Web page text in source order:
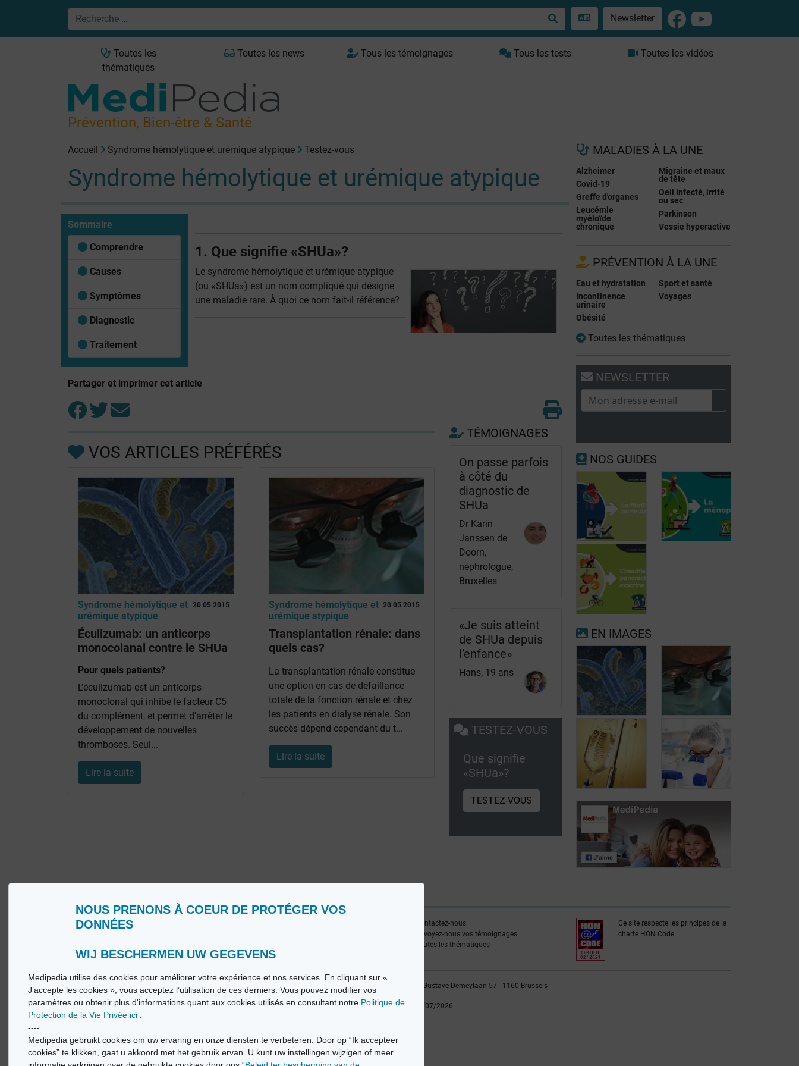
NOUS PRENONS À COEUR DE PROTÉGER VOS
DONNÉES
WIJ BESCHERMEN UW GEGEVENS
Medipedia utilise des cookies pour améliorer votre expérience et nos services. En cliquant sur «
J’accepte les cookies », vous acceptez l’utilisation de ces derniers. Vous pouvez modifier vos
paramètres ou obtenir plus d'informations quant aux cookies utilisés en consultant notre Politique de
Protection de la Vie Privée ici .
----
Medipedia gebruikt cookies om uw ervaring en onze diensten te verbeteren. Door op “Ik accepteer
cookies” te klikken, gaat u akkoord met het gebruik ervan. U kunt uw instellingen wijzigen of meer
Newsletter
Toutes les
thématiques
Toutes les news Tous les témoignages Tous les tests Toutes les vidéos
Prévention, Bien-être & Santé
Accueil Syndrome hémolytique et urémique atypique Testez-vous
Syndrome hémolytique et urémique atypique
Sommaire
Comprendre
Causes
Symptômes
Diagnostic
Traitement
1. Que signifie «SHUa»?
Le syndrome hémolytique et urémique atypique
(ou «SHUa») est un nom compliqué qui désigne
une maladie rare. À quoi ce nom fait-il référence?
Partager et imprimer cet article
VOS ARTICLES PRÉFÉRÉS
20 05 2015
Syndrome hémolytique et
urémique atypique
Éculizumab: un anticorps
monocolanal contre le SHUa
Pour quels patients?
L’éculizumab est un anticorps
monoclonal qui inhibe le facteur C5
du complément, et permet d’arrêter le
développement de nouvelles
thromboses. Seul...
Lire la suite
20 05 2015
Syndrome hémolytique et
urémique atypique
Transplantation rénale: dans
quels cas?
La transplantation rénale constitue
une option en cas de défaillance
totale de la fonction rénale et chez
les patients en dialyse rénale. Son
succès dépend cependant du t...
Lire la suite
TÉMOIGNAGES
On passe parfois
à côté du
diagnostic de
SHUa
Dr Karin
Janssen de
Doorn,
néphrologue,
Bruxelles
«Je suis atteint
de SHUa depuis
l’enfance»
Hans, 19 ans
TESTEZ-VOUS
Que signifie
«SHUa»?
TESTEZ-VOUS
MALADIES À LA UNE
Alzheimer
Covid-19
Greffe d'organes
Leucémie
myéloïde
chronique
Migraine et maux
de tête
Oeil infecté, irrité
ou sec
Parkinson
Vessie hyperactive
PRÉVENTION À LA UNE
Eau et hydratation
Incontinence
urinaire
Obésité
Sport et santé
Voyages
Toutes les thématiques
NEWSLETTER
NOS GUIDES
Fibrillation
auriculaire
Insuffisance
pancréatique
exocrine
EN IMAGES
Éculizumab: un
anticorps
monocolanal
contre le SHUa
Transplantation
rénale: dans
quels cas?
La
plasmathérapie
pour traiter le
SHUa
Diagnostic du
SHUa: biopsie
rénale et
analyse
génétique
Qui sommes nous ?
Contactez-nous
Envoyez-nous vos témoignages
Toutes les thématiques
Ce site respecte les principes de la
charte HON Code.
© Vivio sa, 2014-2026 - Tous droits réservés | Avenue Gustave Demeylaan 57 - 1160 Brussels
Dernière mise à jour: 22/07/2026